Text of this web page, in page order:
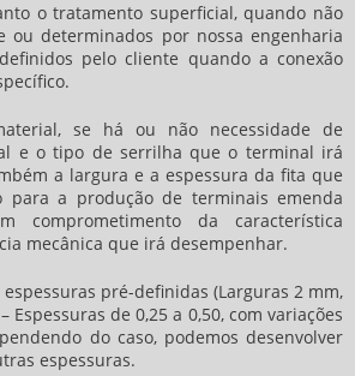
o tratamento superficial, quando não
ou determinados por nossa engenharia
pelo cliente quando a conexão
se há ou não necessidade de
e o tipo de serrilha que o terminal irá
a largura e a espessura da fita que
para a produção de terminais emenda
comprometimento da característica
mecânica que irá desempenhar.
pré-definidas (Larguras 2 mm,
Espessuras de 0,25 a 0,50, com variações
do caso, podemos desenvolver
espessuras.